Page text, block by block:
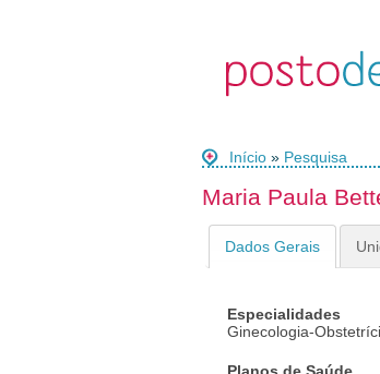
Início» Pesquisa
Maria Paula
Dados Gerais
Especialidades
Ginecologia-
Planos de Saúde